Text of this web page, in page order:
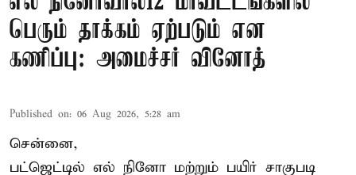
பெரும் தாக்கம் ஏற்படும் என
கணிப்பு: அமைச்சர் வினோத்
Published on: 06 Aug 2026, 5:28 am
சென்னை,
பட்ஜெட்டில் எல் நினோ மற்றும் பயிர் சாகுபடி